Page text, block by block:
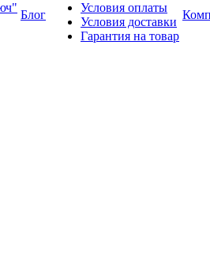
Блог
Условия оплаты
Условия доставки
Гарантия на товар